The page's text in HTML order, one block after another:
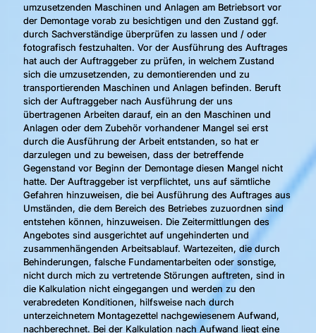
umzusetzenden Maschinen und Anlagen am Betriebsort vor
der Demontage vorab zu besichtigen und den Zustand ggf.
durch Sachverständige überprüfen zu lassen und / oder
fotografisch festzuhalten. Vor der Ausführung des Auftrages
hat auch der Auftraggeber zu prüfen, in welchem Zustand
sich die umzusetzenden, zu demontierenden und zu
transportierenden Maschinen und Anlagen befinden. Beruft
sich der Auftraggeber nach Ausführung der uns
übertragenen Arbeiten darauf, ein an den Maschinen und
Anlagen oder dem Zubehör vorhandener Mangel sei erst
durch die Ausführung der Arbeit entstanden, so hat er
darzulegen und zu beweisen, dass der betreffende
Gegenstand vor Beginn der Demontage diesen Mangel nicht
hatte. Der Auftraggeber ist verpflichtet, uns auf sämtliche
Gefahren hinzuweisen, die bei Ausführung des Auftrages aus
Umständen, die dem Bereich des Betriebes zuzuordnen sind
entstehen können, hinzuweisen. Die Zeitermittlungen des
Angebotes sind ausgerichtet auf ungehinderten und
zusammenhängenden Arbeitsablauf. Wartezeiten, die durch
Behinderungen, falsche Fundamentarbeiten oder sonstige,
nicht durch mich zu vertretende Störungen auftreten, sind in
die Kalkulation nicht eingegangen und werden zu den
verabredeten Konditionen, hilfsweise nach durch
unterzeichnetem Montagezettel nachgewiesenem Aufwand,
nachberechnet. Bei der Kalkulation nach Aufwand liegt eine